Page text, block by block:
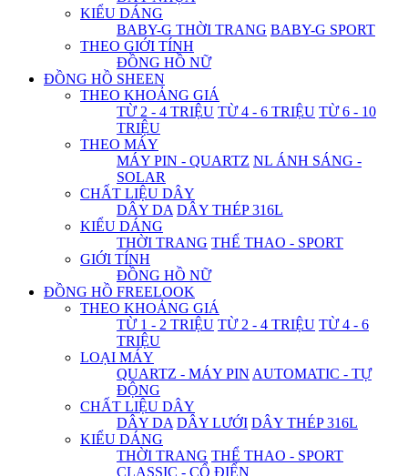
KIỂU DÁNG
BABY-G THỜI TRANG BABY-G SPORT
THEO GIỚI TÍNH
ĐỒNG HỒ NỮ
ĐỒNG HỒ SHEEN
THEO KHOẢNG GIÁ
TỪ 2 - 4 TRIỆU TỪ 4 - 6 TRIỆU TỪ 6 - 10
TRIỆU
THEO MÁY
MÁY PIN - QUARTZ NL ÁNH SÁNG -
SOLAR
CHẤT LIỆU DÂY
DÂY DA DÂY THÉP 316L
KIỂU DÁNG
THỜI TRANG THỂ THAO - SPORT
GIỚI TÍNH
ĐỒNG HỒ NỮ
ĐỒNG HỒ FREELOOK
THEO KHOẢNG GIÁ
TỪ 1 - 2 TRIỆU TỪ 2 - 4 TRIỆU TỪ 4 - 6
TRIỆU
LOẠI MÁY
QUARTZ - MÁY PIN AUTOMATIC - TỰ
ĐỘNG
CHẤT LIỆU DÂY
DÂY DA DÂY LƯỚI DÂY THÉP 316L
KIỂU DÁNG
THỜI TRANG THỂ THAO - SPORT
CLASSIC - CỔ ĐIỂN